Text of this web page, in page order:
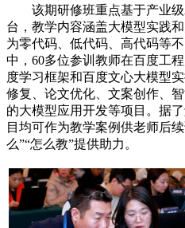
该期研修班重点基于产业级
台，教学内容涵盖大模型实践
为零代码、低代码、高代码等
中，60多位参训教师在百度工
度学习框架和百度文心大模型
修复、论文优化、文案创作、
的大模型应用开发等项目。据
目均可作为教学案例供老师后
么”“怎么教”提供助力。